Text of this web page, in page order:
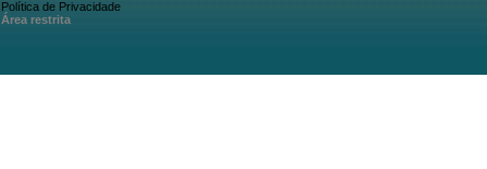
Política de Privacidade
Área restrita